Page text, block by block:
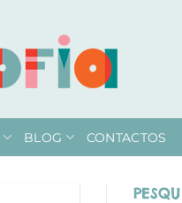
BLOG CONTACTOS